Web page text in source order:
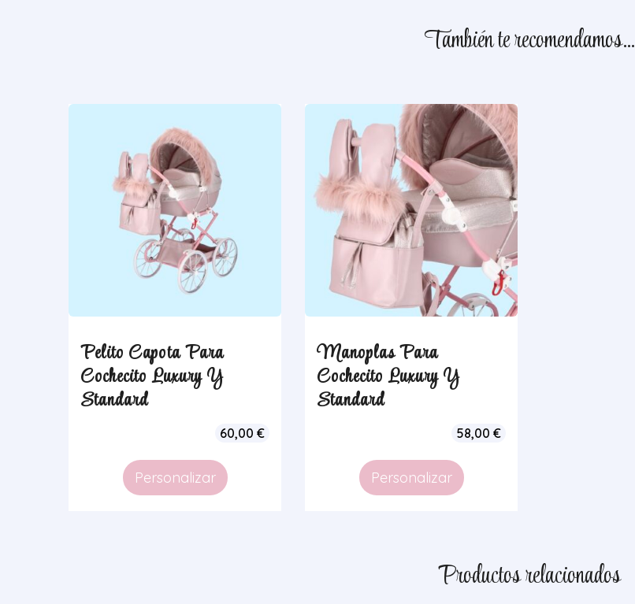
También te recomendamos…
Pelito Capota Para
Cochecito Luxury Y
Standard
60,00 €
Personalizar
Manoplas Para
Cochecito Luxury Y
Standard
58,00 €
Personalizar
Productos relacionados